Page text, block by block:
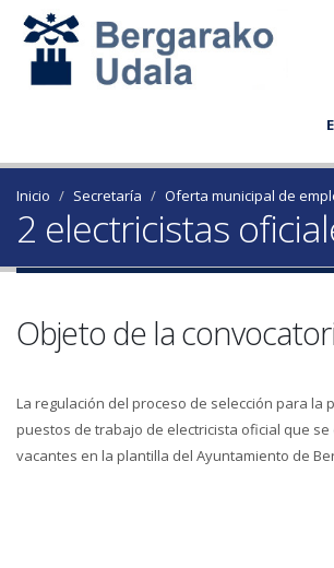
Inicio Secretaría Oferta municipal de
2 electricistas
Objeto de la
La regulación del proceso de selección para la
puestos de trabajo de electricista oficial que
vacantes en la plantilla del Ayuntamiento de